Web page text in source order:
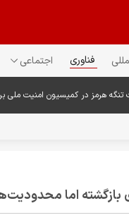
فناوری اجتماعی
تنگه هرمز در کمیسیون امنیت ملی
بازگشته اما